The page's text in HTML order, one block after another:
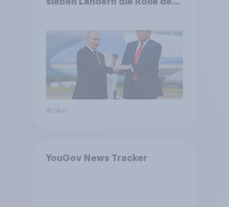
Bedrohungen und Bündnisse
bewerten
Artikel
YouGov News Tracker